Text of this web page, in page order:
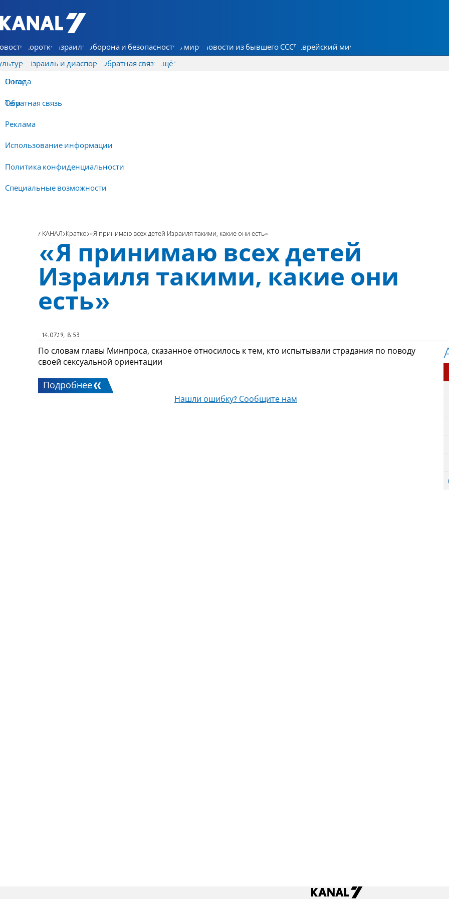
7 КАНАЛ - Аруц Шева
Коротко Израиль Оборона и безопасность В мире Новости из бывшего СССР Еврейский мир
Израиль и диаспора Обратная связь
О нас
Обратная связь
Реклама
Использование информации
Политика конфиденциальности
Специальные возможности
Ещё
Погода
Теги
7 КАНАЛ Кратко «Я принимаю всех детей Израиля такими, какие они есть»
«Я принимаю всех детей
Израиля такими, какие они
есть»
14.07.19, 8:53
По словам главы Минпроса, сказанное относилось к тем, кто испытывали страдания по поводу
своей сексуальной ориентации
Подробнее
Нашли ошибку? Сообщите нам